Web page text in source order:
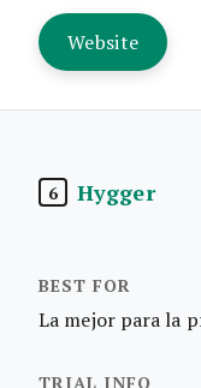
Website
6 Hygger
La mejor para la